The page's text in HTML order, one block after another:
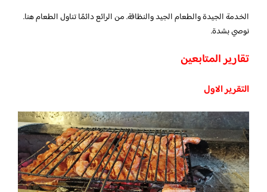
الخدمة الجيدة والطعام الجيد والنظافة. من الرائع دائمًا تناول الطعام هنا.
نوصي بشدة.
تقارير المتابعين
التقرير الاول